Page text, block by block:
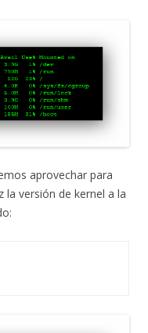
aprovechar para
la versión de kernel a la